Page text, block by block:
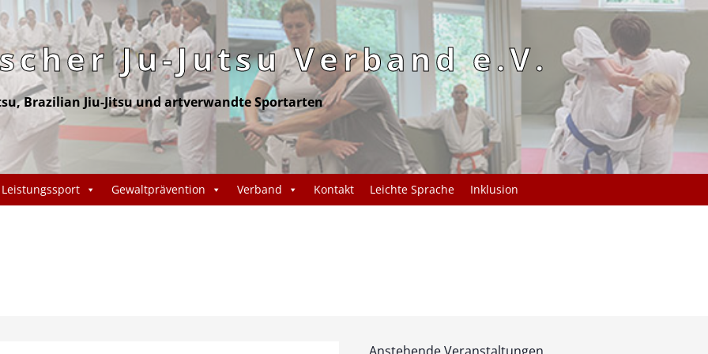
Ju-Jutsu Verband e.V.
Brazilian Jiu-Jitsu und artverwandte Sportarten
Leistungssport Gewaltprävention Verband Kontakt Leichte Sprache Inklusion